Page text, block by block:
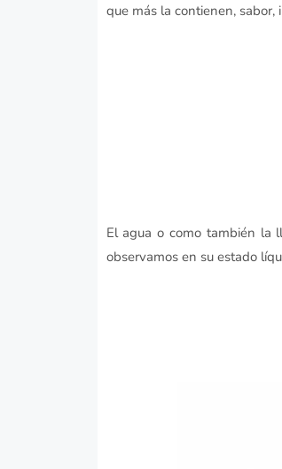
que más la contienen, sabor,
El agua o como también la
observamos en su estado